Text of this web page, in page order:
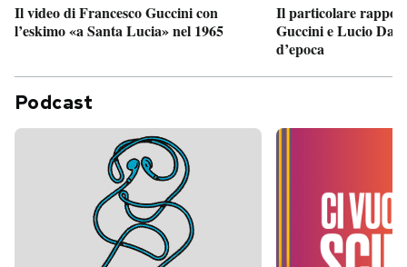
Il video di Francesco Guccini con
l’eskimo «a Santa Lucia» nel 1965
Il particolare
Guccini e Lucio
d’epoca
Podcast